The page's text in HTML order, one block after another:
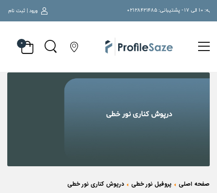
ورود | ثبت نام
۰
درپوش کناری نور خطی
صفحه اصلی پروفیل نور خطی درپوش کناری نور خطی